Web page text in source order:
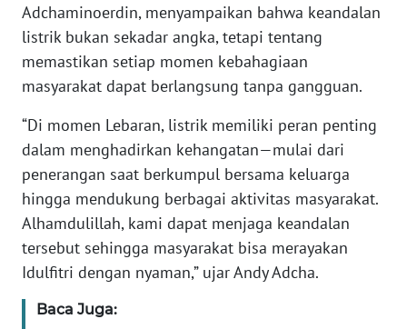
Adchaminoerdin, menyampaikan bahwa keandalan
listrik bukan sekadar angka, tetapi tentang
memastikan setiap momen kebahagiaan
masyarakat dapat berlangsung tanpa gangguan.
“Di momen Lebaran, listrik memiliki peran penting
dalam menghadirkan kehangatan—mulai dari
penerangan saat berkumpul bersama keluarga
hingga mendukung berbagai aktivitas masyarakat.
Alhamdulillah, kami dapat menjaga keandalan
tersebut sehingga masyarakat bisa merayakan
Idulfitri dengan nyaman,” ujar Andy Adcha.
Baca Juga:
JAKARTA
WN
WN
BANTEN
NTT
WN
KEPRI